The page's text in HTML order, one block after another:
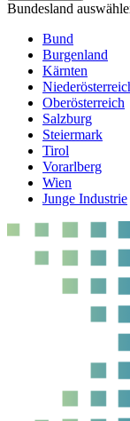
Bundesland
Bund
Burgenland
Kärnten
Oberösterreich
Salzburg
Steiermark
Tirol
Vorarlberg
Wien
Junge Industrie